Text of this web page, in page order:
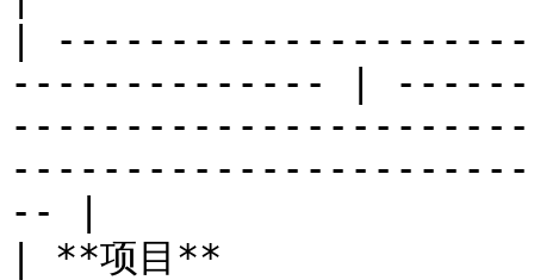
|
-------------- |
-- |
| **项目**